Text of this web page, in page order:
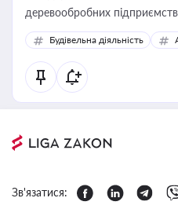
деревообробних
Будівельна діяльність
Зв'язатися: